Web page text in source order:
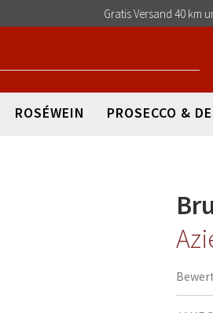
Gratis Versand 40 km
ROSÉWEIN PROSECCO &